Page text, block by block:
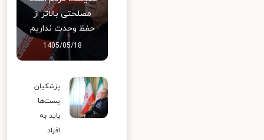
مصلحتی بالاتر از
حفظ وحدت نداریم
1405/05/18
پزشکیان:
پست‌ها
باید به
افراد